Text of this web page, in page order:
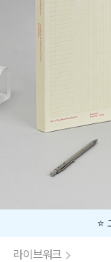
⭐️
라이브워크